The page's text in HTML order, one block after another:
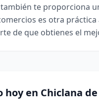
te proporciona
es otra
de que obtienes el
hoy en Chiclana